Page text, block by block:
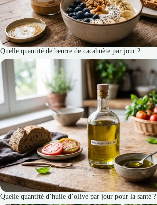
Quelle quantité de beurre de cacahuète par jour ?
Quelle quantité d’huile d’olive par jour pour la santé ?